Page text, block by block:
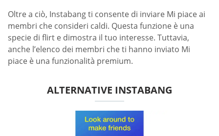
Oltre a ciò, Instabang ti consente di inviare Mi piace ai
membri che consideri caldi. Questa funzione è una
specie di flirt e dimostra il tuo interesse. Tuttavia,
anche l’elenco dei membri che ti hanno inviato Mi
piace è una funzionalità premium.
ALTERNATIVE INSTABANG